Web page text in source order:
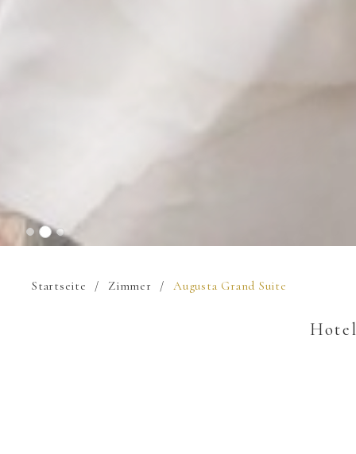
Startseite Zimmer Augusta Grand Suite